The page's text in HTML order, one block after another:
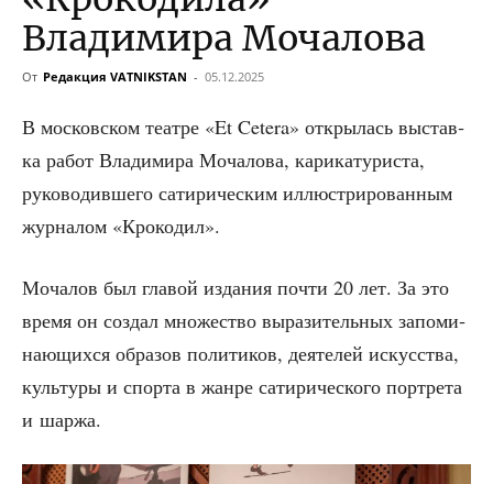
Владимира Мочалова
От Редакция VATNIKSTAN - 05.12.2025
В мос­ков­ском теат­ре «Et Cetera» откры­лась выстав­
ка работ Вла­ди­ми­ра Моча­ло­ва, кари­ка­ту­ри­ста,
руко­во­див­ше­го сати­ри­че­ским иллю­стри­ро­ван­ным
жур­на­лом «Кро­ко­дил».
Моча­лов был гла­вой изда­ния почти 20 лет. За это
вре­мя он создал мно­же­ство выра­зи­тель­ных запо­ми­
на­ю­щих­ся обра­зов поли­ти­ков, дея­те­лей искус­ства,
куль­ту­ры и спор­та в жан­ре сати­ри­че­ско­го порт­ре­та
и шаржа.